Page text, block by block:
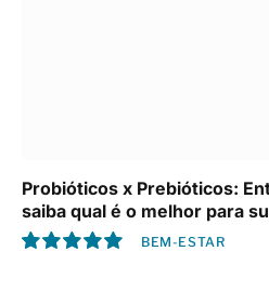
Probióticos x Prebióticos:
saiba qual é o melhor para
BEM-ESTAR